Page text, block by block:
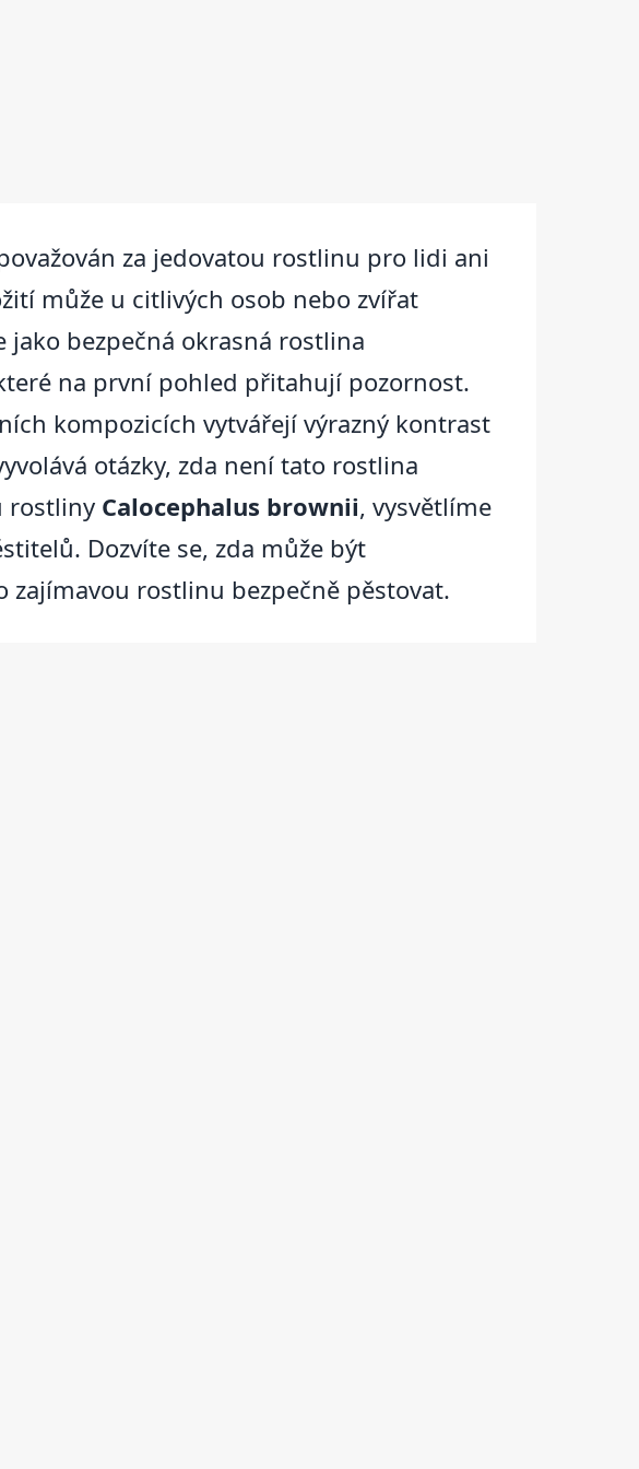
za jedovatou rostlinu pro lidi ani
může u citlivých osob nebo zvířat
bezpečná okrasná rostlina
na první pohled přitahují pozornost.
kompozicích vytvářejí výrazný kontrast
otázky, zda není tato rostlina
rostliny Calocephalus brownii, vysvětlíme
Dozvíte se, zda může být
rostlinu bezpečně pěstovat.